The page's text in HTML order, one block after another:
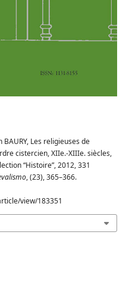
Les religieuses de
cistercien, XIIe.-XIIIe. siècles,
“Histoire”, 2012, 331
, (23), 365–366.
view/183351